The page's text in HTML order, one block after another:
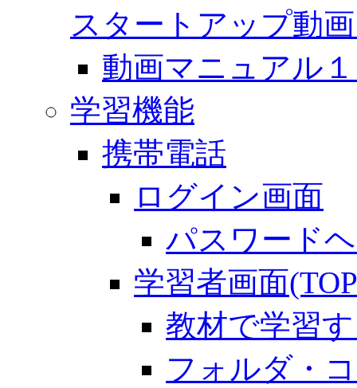
スタートアップ動
動画マニュアル
学習機能
携帯電話
ログイン画面
パスワード
学習者画面
教材で学習
フォルダ・